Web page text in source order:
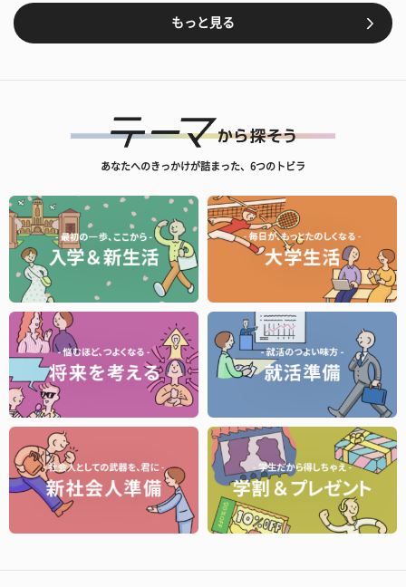
もっと見る
あなたへのきっかけが詰まった、6つのトビラ